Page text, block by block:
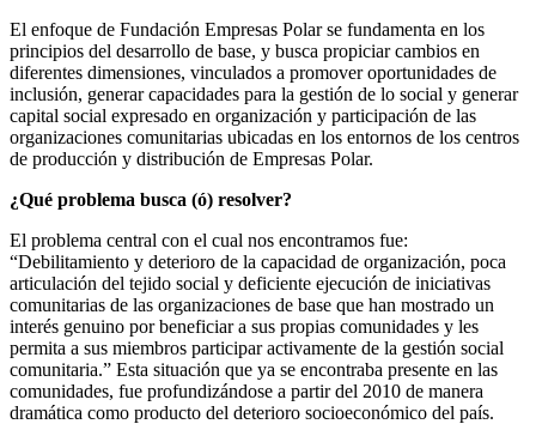
El enfoque de Fundación Empresas Polar se fundamenta en los
principios del desarrollo de base, y busca propiciar cambios en
diferentes dimensiones, vinculados a promover oportunidades de
inclusión, generar capacidades para la gestión de lo social y generar
capital social expresado en organización y participación de las
organizaciones comunitarias ubicadas en los entornos de los centros
de producción y distribución de Empresas Polar.
¿Qué problema busca (ó) resolver?
El problema central con el cual nos encontramos fue:
“Debilitamiento y deterioro de la capacidad de organización, poca
articulación del tejido social y deficiente ejecución de iniciativas
comunitarias de las organizaciones de base que han mostrado un
interés genuino por beneficiar a sus propias comunidades y les
permita a sus miembros participar activamente de la gestión social
comunitaria.” Esta situación que ya se encontraba presente en las
comunidades, fue profundizándose a partir del 2010 de manera
dramática como producto del deterioro socioeconómico del país.